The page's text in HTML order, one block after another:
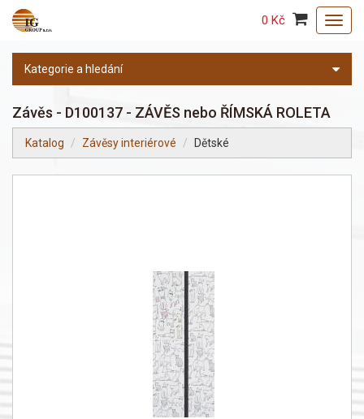
0 Kč
Kategorie a hledání
Závěs - D100137 - ZÁVĚS nebo ŘÍMSKÁ ROLETA
Katalog Závěsy interiérové Dětské